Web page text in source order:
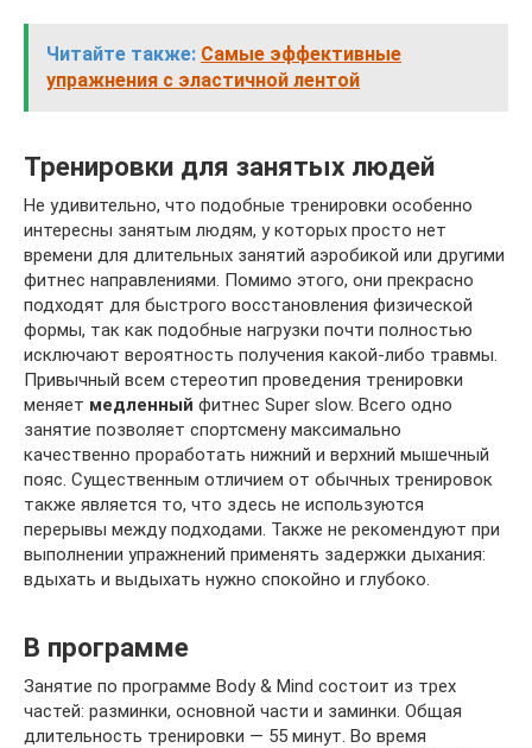
Читайте также: Самые эффективные
упражнения с эластичной лентой
Тренировки для занятых людей
Не удивительно, что подобные тренировки особенно
интересны занятым людям, у которых просто нет
времени для длительных занятий аэробикой или другими
фитнес направлениями. Помимо этого, они прекрасно
подходят для быстрого восстановления физической
формы, так как подобные нагрузки почти полностью
исключают вероятность получения какой-либо травмы.
Привычный всем стереотип проведения тренировки
меняет медленный фитнес Super slow. Всего одно
занятие позволяет спортсмену максимально
качественно проработать нижний и верхний мышечный
пояс. Существенным отличием от обычных тренировок
также является то, что здесь не используются
перерывы между подходами. Также не рекомендуют при
выполнении упражнений применять задержки дыхания:
вдыхать и выдыхать нужно спокойно и глубоко.
В программе
Занятие по программе Body & Mind состоит из трех
частей: разминки, основной части и заминки. Общая
длительность тренировки — 55 минут. Во время